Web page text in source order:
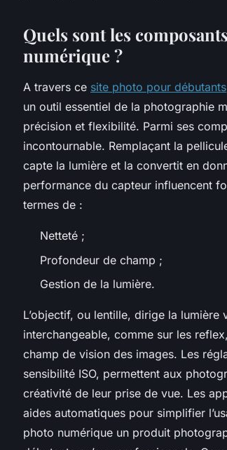
Quels sont les
numérique ?
A travers ce site photo pour débutants
un outil essentiel de la photographie
précision et flexibilité. Parmi ses
incontournable. Remplaçant la
capte la lumière et la convertit en
performance du capteur influencent
termes de :
Netteté ;
Profondeur de champ ;
Gestion de la lumière.
L’objectif, ou lentille, dirige la
interchangeable, comme sur les
champ de vision des images. Les
sensibilité ISO, permettent aux
créativité de leur prise de vue. Les
aides automatiques pour simplifier
photo numérique un produit